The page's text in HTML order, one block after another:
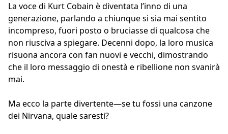
La voce di Kurt Cobain è diventata l’inno di una
generazione, parlando a chiunque si sia mai sentito
incompreso, fuori posto o bruciasse di qualcosa che
non riusciva a spiegare. Decenni dopo, la loro musica
risuona ancora con fan nuovi e vecchi, dimostrando
che il loro messaggio di onestà e ribellione non svanirà
mai.
Ma ecco la parte divertente—se tu fossi una canzone
dei Nirvana, quale saresti?